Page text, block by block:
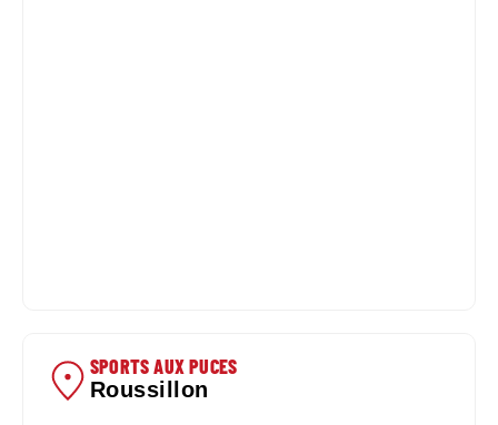
SPORTS AUX PUCES
Roussillon